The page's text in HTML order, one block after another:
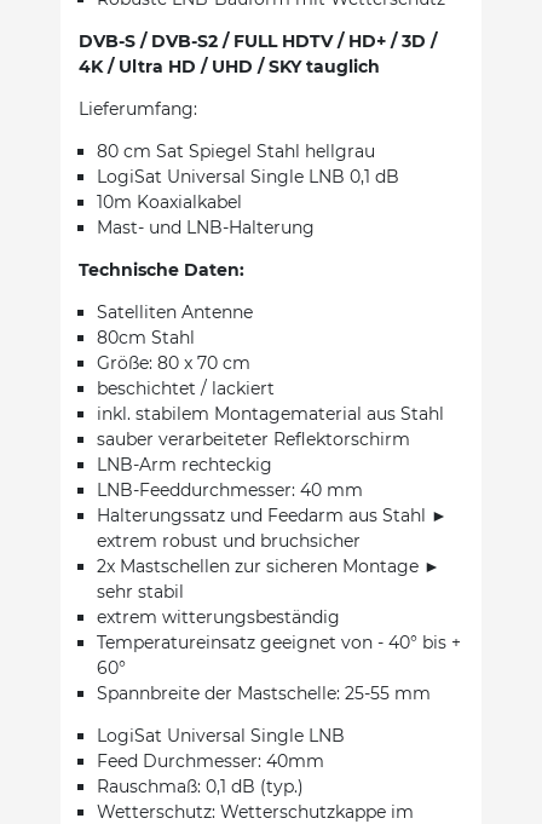
DVB-S / DVB-S2 / FULL HDTV / HD+ / 3D /
4K / Ultra HD / UHD / SKY tauglich
Lieferumfang:
80 cm Sat Spiegel Stahl hellgrau
LogiSat Universal Single LNB 0,1 dB
10m Koaxialkabel
Mast- und LNB-Halterung
Technische Daten:
Satelliten Antenne
80cm Stahl
Größe: 80 x 70 cm
beschichtet / lackiert
inkl. stabilem Montagematerial aus Stahl
sauber verarbeiteter Reflektorschirm
LNB-Arm rechteckig
LNB-Feeddurchmesser: 40 mm
Halterungssatz und Feedarm aus Stahl ►
extrem robust und bruchsicher
2x Mastschellen zur sicheren Montage ►
sehr stabil
extrem witterungsbeständig
Temperatureinsatz geeignet von - 40° bis +
60°
Spannbreite der Mastschelle: 25-55 mm
LogiSat Universal Single LNB
Feed Durchmesser: 40mm
Rauschmaß: 0,1 dB (typ.)
Wetterschutz: Wetterschutzkappe im